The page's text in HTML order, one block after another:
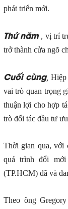
phát triển mới.
Thứ năm , vị trí
trở thành cửa ngõ
Cuối cùng,
vai trò quan trọng
thuận lợi cho hợp
trò đối tác đầu tư
Thời gian qua, với
quá trình đổi
(TP.HCM) đã và
Theo ông